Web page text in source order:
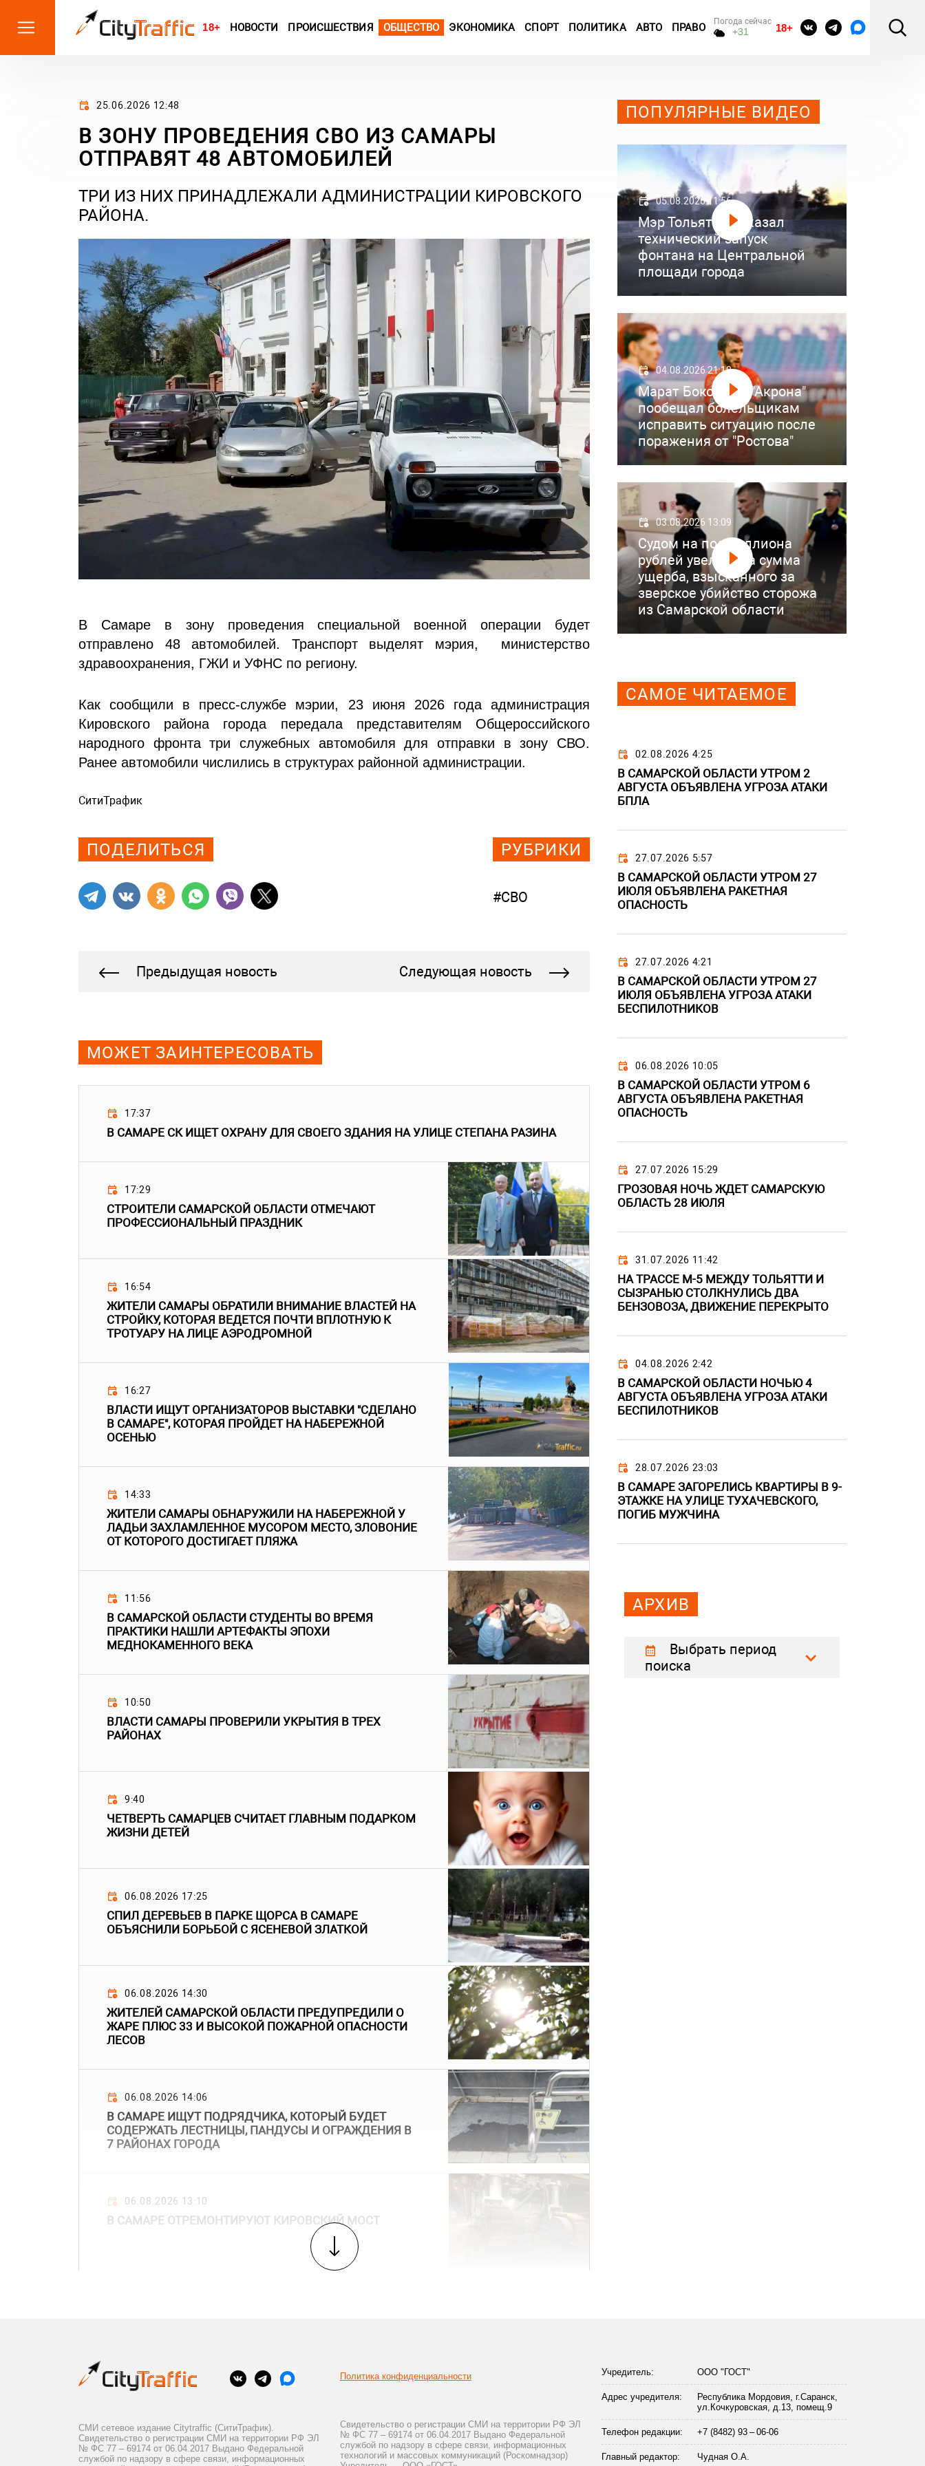
18+ НОВОСТИ ПРОИСШЕСТВИЯ ОБЩЕСТВО ЭКОНОМИКА СПОРТ ПОЛИТИКА АВТО ПРАВО Погода сейчас
+31 18+
25.06.2026 12:48
В ЗОНУ ПРОВЕДЕНИЯ СВО ИЗ САМАРЫ
ОТПРАВЯТ 48 АВТОМОБИЛЕЙ
ТРИ ИЗ НИХ ПРИНАДЛЕЖАЛИ АДМИНИСТРАЦИИ КИРОВСКОГО
РАЙОНА.
В Самаре в зону проведения специальной военной операции будет
отправлено 48 автомобилей. Транспорт выделят мэрия, министерство
здравоохранения, ГЖИ и УФНС по региону.
Как сообщили в пресс-службе мэрии, 23 июня 2026 года администрация
Кировского района города передала представителям Общероссийского
народного фронта три служебных автомобиля для отправки в зону СВО.
Ранее автомобили числились в структурах районной администрации.
СитиТрафик
ПОДЕЛИТЬСЯ РУБРИКИ
#СВО
Предыдущая новость Следующая новость
МОЖЕТ ЗАИНТЕРЕСОВАТЬ
17:37
В САМАРЕ СК ИЩЕТ ОХРАНУ ДЛЯ СВОЕГО ЗДАНИЯ НА УЛИЦЕ СТЕПАНА РАЗИНА
17:29
СТРОИТЕЛИ САМАРСКОЙ ОБЛАСТИ ОТМЕЧАЮТ
ПРОФЕССИОНАЛЬНЫЙ ПРАЗДНИК
16:54
ЖИТЕЛИ САМАРЫ ОБРАТИЛИ ВНИМАНИЕ ВЛАСТЕЙ НА
СТРОЙКУ, КОТОРАЯ ВЕДЕТСЯ ПОЧТИ ВПЛОТНУЮ К
ТРОТУАРУ НА ЛИЦЕ АЭРОДРОМНОЙ
16:27
ВЛАСТИ ИЩУТ ОРГАНИЗАТОРОВ ВЫСТАВКИ "СДЕЛАНО
В САМАРЕ", КОТОРАЯ ПРОЙДЕТ НА НАБЕРЕЖНОЙ
ОСЕНЬЮ
14:33
ЖИТЕЛИ САМАРЫ ОБНАРУЖИЛИ НА НАБЕРЕЖНОЙ У
ЛАДЬИ ЗАХЛАМЛЕННОЕ МУСОРОМ МЕСТО, ЗЛОВОНИЕ
ОТ КОТОРОГО ДОСТИГАЕТ ПЛЯЖА
11:56
В САМАРСКОЙ ОБЛАСТИ СТУДЕНТЫ ВО ВРЕМЯ
ПРАКТИКИ НАШЛИ АРТЕФАКТЫ ЭПОХИ
МЕДНОКАМЕННОГО ВЕКА
10:50
ВЛАСТИ САМАРЫ ПРОВЕРИЛИ УКРЫТИЯ В ТРЕХ
РАЙОНАХ
9:40
ЧЕТВЕРТЬ САМАРЦЕВ СЧИТАЕТ ГЛАВНЫМ ПОДАРКОМ
ЖИЗНИ ДЕТЕЙ
06.08.2026 17:25
СПИЛ ДЕРЕВЬЕВ В ПАРКЕ ЩОРСА В САМАРЕ
ОБЪЯСНИЛИ БОРЬБОЙ С ЯСЕНЕВОЙ ЗЛАТКОЙ
06.08.2026 14:30
ЖИТЕЛЕЙ САМАРСКОЙ ОБЛАСТИ ПРЕДУПРЕДИЛИ О
ЖАРЕ ПЛЮС 33 И ВЫСОКОЙ ПОЖАРНОЙ ОПАСНОСТИ
ЛЕСОВ
06.08.2026 14:06
В САМАРЕ ИЩУТ ПОДРЯДЧИКА, КОТОРЫЙ БУДЕТ
СОДЕРЖАТЬ ЛЕСТНИЦЫ, ПАНДУСЫ И ОГРАЖДЕНИЯ В
7 РАЙОНАХ ГОРОДА
06.08.2026 13:10
В САМАРЕ ОТРЕМОНТИРУЮТ КИРОВСКИЙ МОСТ
ПОПУЛЯРНЫЕ ВИДЕО
05.08.2026 11:56
Мэр Тольятти показал
технический запуск
фонтана на Центральной
площади города
04.08.2026 21:18
Марат Бокоев из "Акрона"
пообещал болельщикам
исправить ситуацию после
поражения от "Ростова"
03.08.2026 13:09
Судом на полмиллиона
рублей увеличена сумма
ущерба, взысканного за
зверское убийство сторожа
из Самарской области
САМОЕ ЧИТАЕМОЕ
02.08.2026 4:25
В САМАРСКОЙ ОБЛАСТИ УТРОМ 2
АВГУСТА ОБЪЯВЛЕНА УГРОЗА АТАКИ
БПЛА
27.07.2026 5:57
В САМАРСКОЙ ОБЛАСТИ УТРОМ 27
ИЮЛЯ ОБЪЯВЛЕНА РАКЕТНАЯ
ОПАСНОСТЬ
27.07.2026 4:21
В САМАРСКОЙ ОБЛАСТИ УТРОМ 27
ИЮЛЯ ОБЪЯВЛЕНА УГРОЗА АТАКИ
БЕСПИЛОТНИКОВ
06.08.2026 10:05
В САМАРСКОЙ ОБЛАСТИ УТРОМ 6
АВГУСТА ОБЪЯВЛЕНА РАКЕТНАЯ
ОПАСНОСТЬ
27.07.2026 15:29
ГРОЗОВАЯ НОЧЬ ЖДЕТ САМАРСКУЮ
ОБЛАСТЬ 28 ИЮЛЯ
31.07.2026 11:42
НА ТРАССЕ М-5 МЕЖДУ ТОЛЬЯТТИ И
СЫЗРАНЬЮ СТОЛКНУЛИСЬ ДВА
БЕНЗОВОЗА, ДВИЖЕНИЕ ПЕРЕКРЫТО
04.08.2026 2:42
В САМАРСКОЙ ОБЛАСТИ НОЧЬЮ 4
АВГУСТА ОБЪЯВЛЕНА УГРОЗА АТАКИ
БЕСПИЛОТНИКОВ
28.07.2026 23:03
В САМАРЕ ЗАГОРЕЛИСЬ КВАРТИРЫ В 9-
ЭТАЖКЕ НА УЛИЦЕ ТУХАЧЕВСКОГО,
ПОГИБ МУЖЧИНА
АРХИВ
Выбрать период
поиска
СМИ сетевое издание Citytraffic (СитиТрафик).
Свидетельство о регистрации СМИ на территории РФ ЭЛ
№ ФС 77 – 69174 от 06.04.2017 Выдано Федеральной
службой по надзору в сфере связи, информационных
Политика конфиденциальности
Свидетельство о регистрации СМИ на территории РФ ЭЛ
№ ФС 77 – 69174 от 06.04.2017 Выдано Федеральной
службой по надзору в сфере связи, информационных
технологий и массовых коммуникаций (Роскомнадзор)
Учредитель: ООО "ГОСТ"
Адрес учредителя:
Республика Мордовия, г.Саранск,
ул.Кочкуровская, д.13, помещ.9
Телефон редакции: +7 (8482) 93 – 06-06
Главный редактор: Чудная О.А.